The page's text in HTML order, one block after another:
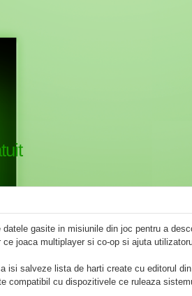
gasite in misiunile din joc pentru a
joaca multiplayer si co-op si ajuta
salveze lista de harti create cu editorul din
compatibil cu dispozitivele ce ruleaza